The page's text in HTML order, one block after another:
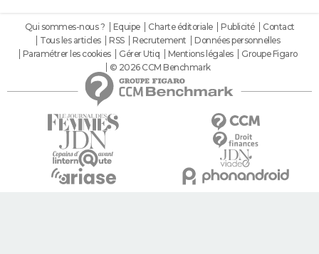
Qui sommes-nous ? Equipe Charte éditoriale Publicité
Contact
Tous les articles
RSS Recrutement
Données personnelles
Paramétrer les cookies
Gérer Utiq Mentions légales
Groupe Figaro
© 2026 CCM Benchmark